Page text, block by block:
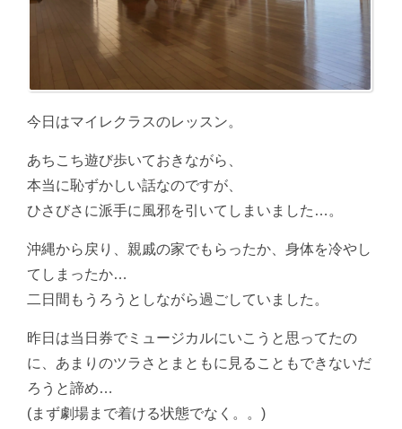
今日はマイレクラスのレッスン。
あちこち遊び歩いておきながら、
本当に恥ずかしい話なのですが、
ひさびさに派手に風邪を引いてしまいました…。
沖縄から戻り、親戚の家でもらったか、身体を冷やし
てしまったか…
二日間もうろうとしながら過ごしていました。
昨日は当日券でミュージカルにいこうと思ってたの
に、あまりのツラさとまともに見ることもできないだ
ろうと諦め…
(まず劇場まで着ける状態でなく。。)